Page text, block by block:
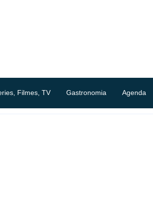
Filmes, TV Gastronomia Agenda